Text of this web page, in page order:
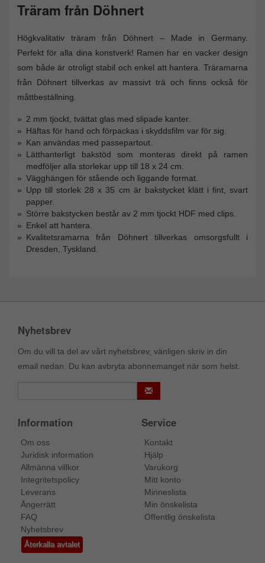
Träram från Döhnert
Högkvalitativ träram från Döhnert – Made in Germany.
Perfekt för alla dina konstverk! Ramen har en vacker design
som både är otroligt stabil och enkel att hantera. Träramarna
från Döhnert tillverkas av massivt trä och finns också för
måttbeställning.
2 mm tjockt, tvättat glas med slipade kanter.
Häftas för hand och förpackas i skyddsfilm var för sig.
Kan användas med passepartout.
Lätthanterligt bakstöd som monteras direkt på ramen
medföljer alla storlekar upp till 18 x 24 cm.
Vägghängen för stående och liggande format.
Upp till storlek 28 x 35 cm är bakstycket klätt i fint, svart
papper.
Större bakstycken består av 2 mm tjockt HDF med clips.
Enkel att hantera.
Kvalitetsramarna från Döhnert tillverkas omsorgsfullt i
Dresden, Tyskland.
Nyhetsbrev
Om du vill ta del av vårt nyhetsbrev, vänligen skriv in din
email nedan. Du kan avbryta abonnemanget när som helst.
Information
Om oss
Juridisk information
Allmänna villkor
Integritetspolicy
Leverans
Ångerrätt
FAQ
Nyhetsbrev
Återkalla avtalet
Service
Kontakt
Hjälp
Varukorg
Mitt konto
Minneslista
Min önskelista
Offentlig önskelista